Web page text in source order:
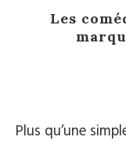
Les
Plus qu’une